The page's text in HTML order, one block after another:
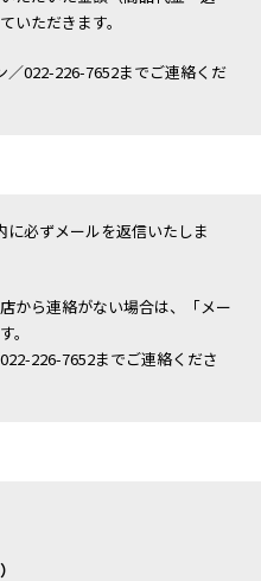
いただきます。
022-226-7652までご連絡くだ
必ずメールを返信いたしま
から連絡がない場合は、「メー
。
226-7652までご連絡くださ